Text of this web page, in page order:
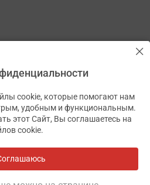
cookie, которые помогают нам
удобным и функциональным.
этот Сайт, Вы соглашаетесь на
cookie.
✕